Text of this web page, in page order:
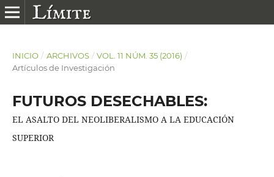
INICIO / ARCHIVOS / VOL. 11 NÚM. 35 (2016) /
Artículos de Investigación
FUTUROS DESECHABLES:
EL ASALTO DEL NEOLIBERALISMO A LA EDUCACIÓN
SUPERIOR